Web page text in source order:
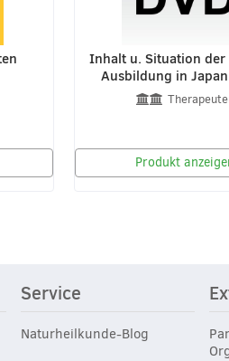
Inhalt u. Situation der
Ausbildung in
Produkt
Service
Naturheilkunde-Blog